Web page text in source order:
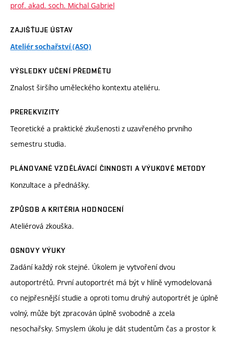
prof. akad. soch. Michal Gabriel
ZAJIŠŤUJE ÚSTAV
Ateliér sochařství (ASO)
VÝSLEDKY UČENÍ PŘEDMĚTU
Znalost širšího uměleckého kontextu ateliéru.
PREREKVIZITY
Teoretické a praktické zkušenosti z uzavřeného prvního
semestru studia.
PLÁNOVANÉ VZDĚLÁVACÍ ČINNOSTI A VÝUKOVÉ METODY
Konzultace a přednášky.
ZPŮSOB A KRITÉRIA HODNOCENÍ
Ateliérová zkouška.
OSNOVY VÝUKY
Zadání každý rok stejné. Úkolem je vytvoření dvou
autoportrétů. První autoportrét má být v hlíně vymodelovaná
co nejpřesnější studie a oproti tomu druhý autoportrét je úplně
volný, může být zpracován úplně svobodně a zcela
nesochařsky. Smyslem úkolu je dát studentům čas a prostor k